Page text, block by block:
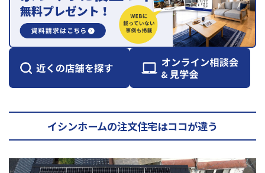
イシンホームの注文住宅はココが違う